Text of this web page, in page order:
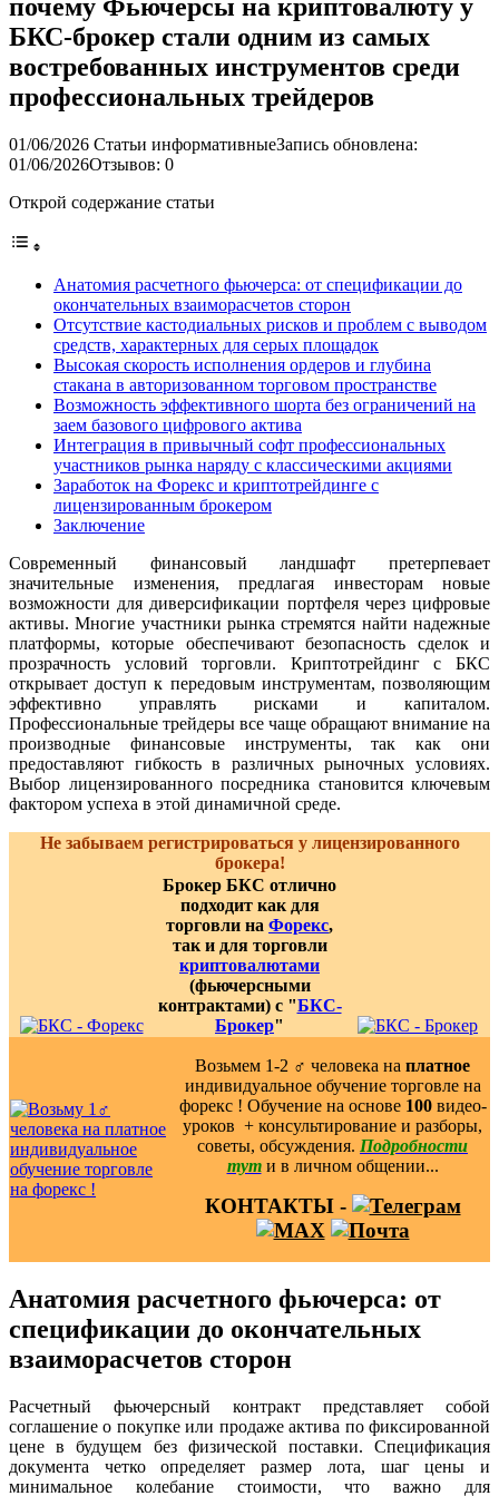
почему Фьючерсы на криптовалюту у
БКС-брокер стали одним из самых
востребованных инструментов среди
профессиональных трейдеров
01/06/2026 Статьи информативныеЗапись обновлена:
01/06/2026Отзывов: 0
Открой содержание статьи
Анатомия расчетного фьючерса: от спецификации до
окончательных взаиморасчетов сторон
Отсутствие кастодиальных рисков и проблем с выводом
средств, характерных для серых площадок
Высокая скорость исполнения ордеров и глубина
стакана в авторизованном торговом пространстве
Возможность эффективного шорта без ограничений на
заем базового цифрового актива
Интеграция в привычный софт профессиональных
участников рынка наряду с классическими акциями
Заработок на Форекс и криптотрейдинге с
лицензированным брокером
Заключение
Современный финансовый ландшафт претерпевает
значительные изменения, предлагая инвесторам новые
возможности для диверсификации портфеля через цифровые
активы. Многие участники рынка стремятся найти надежные
платформы, которые обеспечивают безопасность сделок и
прозрачность условий торговли. Криптотрейдинг с БКС
открывает доступ к передовым инструментам, позволяющим
эффективно управлять рисками и капиталом.
Профессиональные трейдеры все чаще обращают внимание на
производные финансовые инструменты, так как они
предоставляют гибкость в различных рыночных условиях.
Выбор лицензированного посредника становится ключевым
фактором успеха в этой динамичной среде.
Не забываем регистрироваться у лицензированного
брокера!
Брокер БКС отлично
подходит как для
торговли на Форекс,
так и для торговли
криптовалютами
(фьючерсными
контрактами) с "БКС-
Брокер"
Возьмем 1-2 ‍♂️ человека на платное
индивидуальное обучение торговле на
форекс ! Обучение на основе 100видео-
уроков ️ + консультирование и разборы,
советы, обсуждения. Подробности
тут и в личном общении...
КОНТАКТЫ -
Анатомия расчетного фьючерса: от
спецификации до окончательных
взаиморасчетов сторон
Расчетный фьючерсный контракт представляет собой
соглашение о покупке или продаже актива по фиксированной
цене в будущем без физической поставки. Спецификация
документа четко определяет размер лота, шаг цены и
минимальное колебание стоимости, что важно для